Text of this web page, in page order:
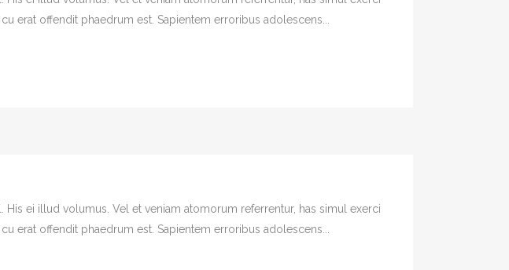
erat offendit phaedrum est. Sapientem erroribus adolescens...
ei illud volumus. Vel et veniam atomorum referrentur, has simul exerci
erat offendit phaedrum est. Sapientem erroribus adolescens...